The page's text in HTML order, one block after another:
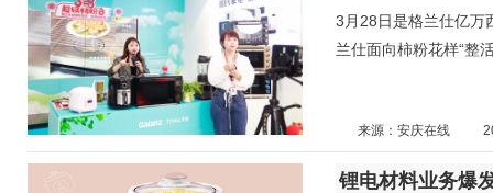
3月28日是格兰仕亿万
兰仕面向柿粉花样“整
来源：安庆在线
锂电材料业务爆